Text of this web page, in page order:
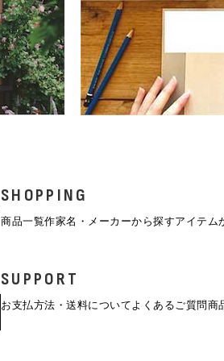
SHOPPING
商品一覧作家名・メーカーから探すアイテム
SUPPORT
お支払方法・送料について よくあるご質問商